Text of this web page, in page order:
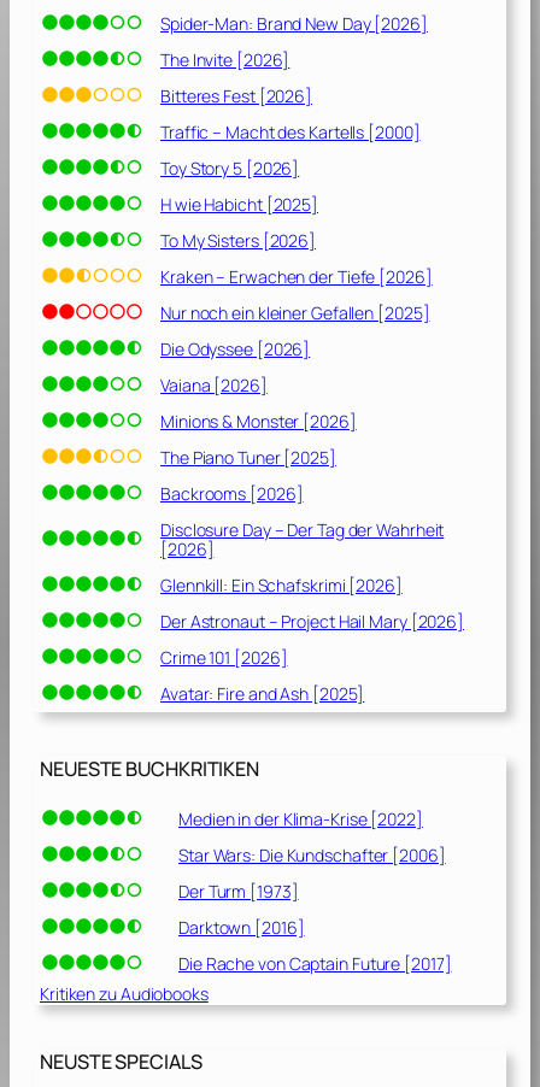
h
d
e
S
m
a
r
a
g
d
t
a
f
l
[
2
2
]
Spider-Man: Brand New Day [2026]
The Invite [2026]
Bitteres Fest [2026]
Traffic – Macht des Kartells [2000]
Toy Story 5 [2026]
H wie Habicht [2025]
To My Sisters [2026]
Kraken – Erwachen der Tiefe [2026]
Nur noch ein kleiner Gefallen [2025]
Die Odyssee [2026]
Vaiana [2026]
Minions & Monster [2026]
The Piano Tuner [2025]
Backrooms [2026]
Disclosure Day – Der Tag der Wahrheit
[2026]
Glennkill: Ein Schafskrimi [2026]
Der Astronaut – Project Hail Mary [2026]
Crime 101 [2026]
Avatar: Fire and Ash [2025]
NEUESTE BUCHKRITIKEN
Medien in der Klima-Krise [2022]
Star Wars: Die Kundschafter [2006]
Der Turm [1973]
Darktown [2016]
Die Rache von Captain Future [2017]
Kritiken zu Audiobooks
NEUSTE SPECIALS